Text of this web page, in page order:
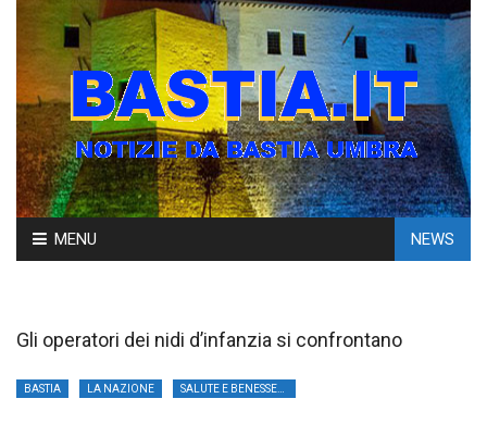
Skip
to
MENU NEWS
Gli operatori dei nidi d’infanzia si confrontano
BASTIA LA NAZIONE